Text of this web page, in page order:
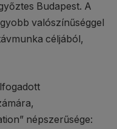
Budapest. A
valószínűséggel
céljából,
népszerűsége: